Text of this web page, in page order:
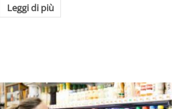
Leggi di più